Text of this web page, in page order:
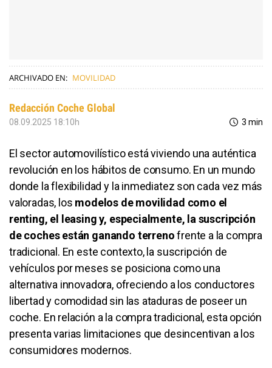
ARCHIVADO EN: MOVILIDAD
Redacción Coche Global
08.09.2025 18:10h 3 min
El sector automovilístico está viviendo una auténtica
revolución en los hábitos de consumo. En un mundo
donde la flexibilidad y la inmediatez son cada vez más
valoradas, los modelos de movilidad como el
renting, el leasing y, especialmente, la suscripción
de coches están ganando terrenofrente a la compra
tradicional. En este contexto, la suscripción de
vehículos por meses se posiciona como una
alternativa innovadora, ofreciendo a los conductores
libertad y comodidad sin las ataduras de poseer un
coche. En relación a la compra tradicional, esta opción
presenta varias limitaciones que desincentivan a los
consumidores modernos.